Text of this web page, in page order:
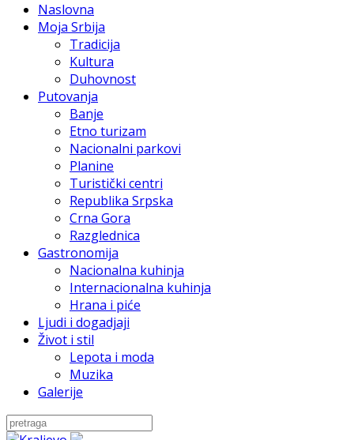
Naslovna
Moja Srbija
Tradicija
Kultura
Duhovnost
Putovanja
Banje
Etno turizam
Nacionalni parkovi
Planine
Turistički centri
Republika Srpska
Crna Gora
Razglednica
Gastronomija
Nacionalna kuhinja
Internacionalna kuhinja
Hrana i piće
Ljudi i dogadjaji
Život i stil
Lepota i moda
Muzika
Galerije